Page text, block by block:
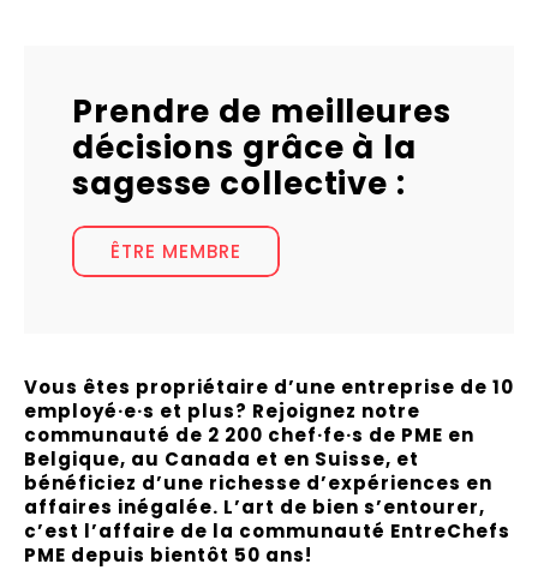
Prendre de meilleures
décisions grâce à la
sagesse collective :
ÊTRE MEMBRE
Vous êtes propriétaire d’une entreprise de 10
employé·e·s et plus? Rejoignez notre
communauté de 2 200 chef·fe·s de PME en
Belgique, au Canada et en Suisse, et
bénéficiez d’une richesse d’expériences en
affaires inégalée. L’art de bien s’entourer,
c’est l’affaire de la communauté EntreChefs
PME depuis bientôt 50 ans!